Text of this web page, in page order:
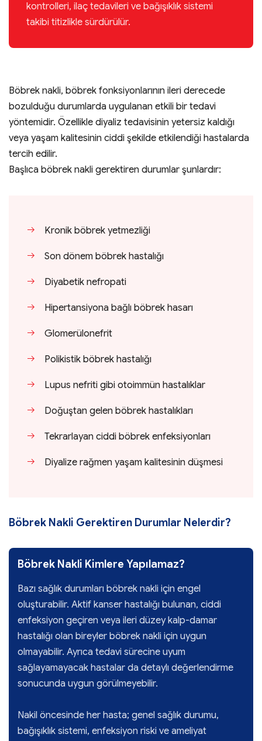
kontrolleri, ilaç tedavileri ve bağışıklık sistemi
takibi titizlikle sürdürülür.
Böbrek Nakli Gerektiren Durumlar Nelerdir?
Böbrek nakli, böbrek fonksiyonlarının ileri derecede
bozulduğu durumlarda uygulanan etkili bir tedavi
yöntemidir. Özellikle diyaliz tedavisinin yetersiz kaldığı
veya yaşam kalitesinin ciddi şekilde etkilendiği hastalarda
tercih edilir.
Başlıca böbrek nakli gerektiren durumlar şunlardır:
Kronik böbrek yetmezliği
Son dönem böbrek hastalığı
Diyabetik nefropati
Hipertansiyona bağlı böbrek hasarı
Glomerülonefrit
Polikistik böbrek hastalığı
Lupus nefriti gibi otoimmün hastalıklar
Doğuştan gelen böbrek hastalıkları
Tekrarlayan ciddi böbrek enfeksiyonları
Diyalize rağmen yaşam kalitesinin düşmesi
Böbrek Nakli Kimlere Yapılamaz?
Bazı sağlık durumları böbrek nakli için engel
oluşturabilir. Aktif kanser hastalığı bulunan, ciddi
enfeksiyon geçiren veya ileri düzey kalp-damar
hastalığı olan bireyler böbrek nakli için uygun
olmayabilir. Ayrıca tedavi sürecine uyum
sağlayamayacak hastalar da detaylı değerlendirme
sonucunda uygun görülmeyebilir.
Nakil öncesinde her hasta; genel sağlık durumu,
bağışıklık sistemi, enfeksiyon riski ve ameliyat